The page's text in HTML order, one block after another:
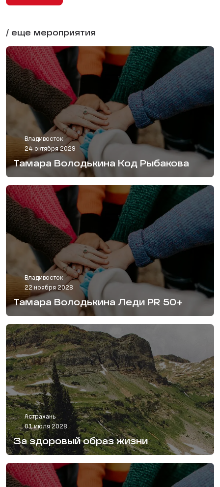
/ еще мероприятия
Владивосток
24 октября 2029
Тамара Володькина Код Рыбакова
Владивосток
22 ноября 2028
Тамара Володькина Леди PR 50+
Астрахань
01 июля 2028
За здоровый образ жизни